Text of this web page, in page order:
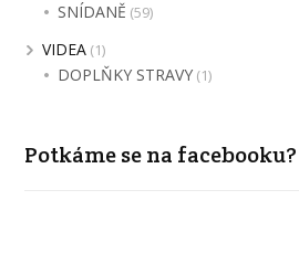
SNÍDANĚ (59)
VIDEA (1)
DOPLŇKY STRAVY (1)
Potkáme se na facebooku?